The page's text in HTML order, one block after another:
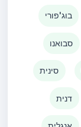
בוג'פורי
סבואנו
סינית
דנית